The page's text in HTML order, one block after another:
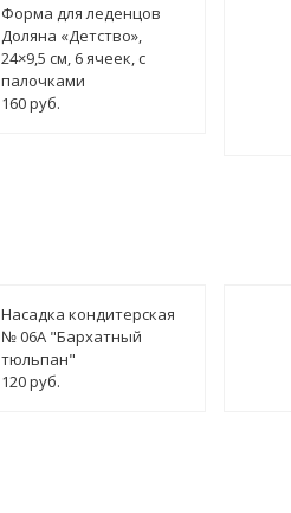
Форма для леденцов
Доляна «Детство»,
24×9,5 см, 6 ячеек, с
палочками
160 руб.
Насадка кондитерская
№ 06А "Бархатный
тюльпан"
120 руб.